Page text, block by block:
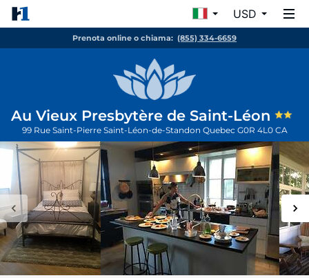
USD
Prenota online o chiama: (855) 334-6659
Au Vieux Presbytère de Saint-Léon
99 Rue Saint-Pierre Saint-Léon-de-Standon Quebec G0R 4L0 CA